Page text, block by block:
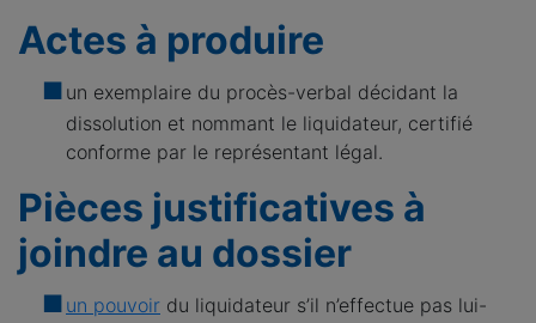
Actes à produire
un exemplaire du procès-verbal décidant la
dissolution et nommant le liquidateur, certifié
conforme par le représentant légal.
Pièces justificatives à
joindre au dossier
un pouvoir du liquidateur s’il n’effectue pas lui-